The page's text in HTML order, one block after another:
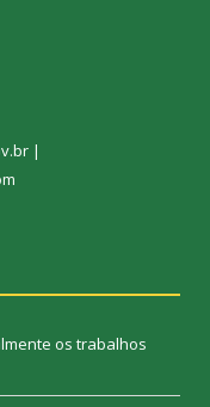
|
os trabalhos